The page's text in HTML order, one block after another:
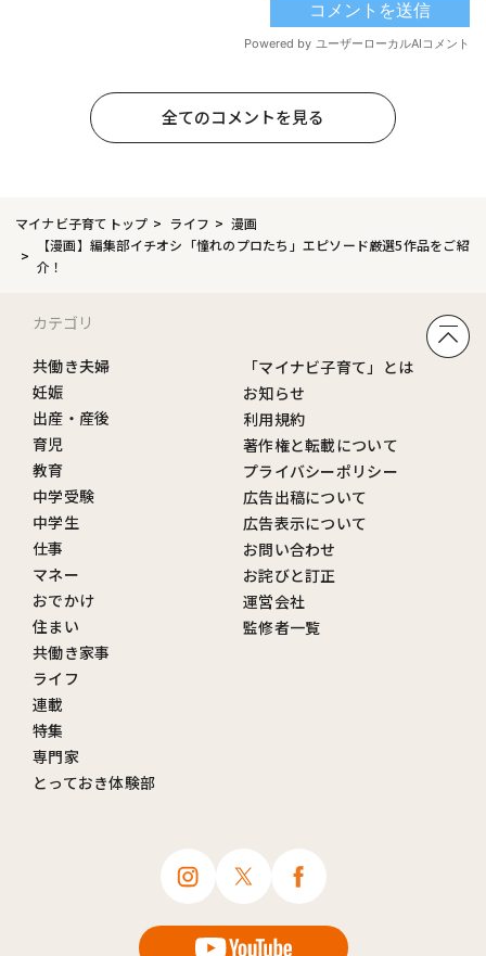
全てのコメントを見る
マイナビ子育てトップ ライフ
漫画
【漫画】編集部イチオシ「憧れのプロたち」エピソード厳選5作品をご紹
介！
カテゴリ
共働き夫婦
妊娠
出産・産後
育児
教育
中学受験
中学生
仕事
マネー
おでかけ
住まい
共働き家事
ライフ
連載
特集
専門家
とっておき体験部
「マイナビ子育て」とは
お知らせ
利用規約
著作権と転載について
プライバシーポリシー
広告出稿について
広告表示について
お問い合わせ
お詫びと訂正
運営会社
監修者一覧